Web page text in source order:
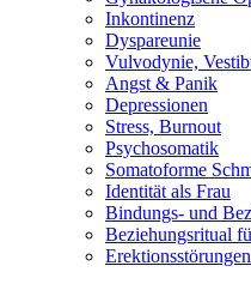
Inkontinenz
Dyspareunie
Vulvodynie,
Angst & Panik
Depressionen
Stress, Burnout
Psychosomatik
Somatoforme
Identität als Frau
Bindungs- und
Beziehungsritual
Erektionsstörungen